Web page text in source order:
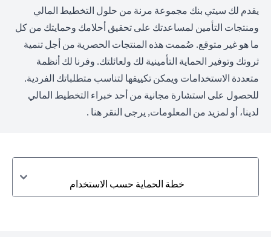
يقدم لك سيتي بنك مجموعة مرنة من حلول التخطيط المالي
ومنتجات التأمين لمساعدتك على تحقيق أحلامك وحمايتك من كل
ما هو غير متوقع. صُممت هذه المنتجات الحصرية من أجل تنمية
ثروتك وتوفير الحماية التأمينية لك ولعائلتك. وفرنا لك أنظمة
متعددة الاستخدامات ويمكن تكييفها لتناسب متطلباتك الفردية.
للحصول على استشارة مجانية من أحد خبراء التخطيط المالي
لدينا، أو لمزيد من المعلومات, يرجى النقر هنا .
خطة الحماية حسب الاستخدام